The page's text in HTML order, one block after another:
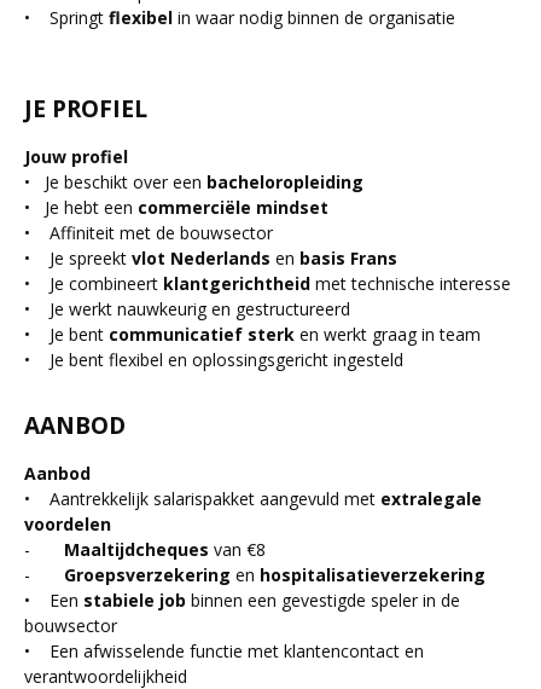
• Springt flexibel in waar nodig binnen de organisatie
JE PROFIEL
Jouw profiel
• Je beschikt over een bacheloropleiding
• Je hebt een commerciële mindset
• Affiniteit met de bouwsector
• Je spreekt vlot Nederlands en basis Frans
• Je combineert klantgerichtheid met technische interesse
• Je werkt nauwkeurig en gestructureerd
• Je bent communicatief sterk en werkt graag in team
• Je bent flexibel en oplossingsgericht ingesteld
AANBOD
Aanbod
• Aantrekkelijk salarispakket aangevuld met extralegale
voordelen
- Maaltijdcheques van €8
- Groepsverzekering en hospitalisatieverzekering
• Een stabiele job binnen een gevestigde speler in de
bouwsector
• Een afwisselende functie met klantencontact en
verantwoordelijkheid